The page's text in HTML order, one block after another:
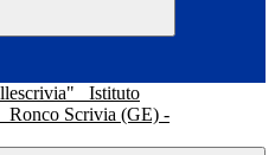
Istituto
Ronco Scrivia (GE) -